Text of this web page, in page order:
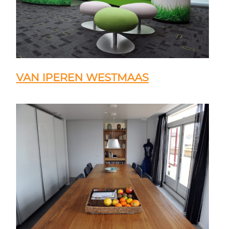
VAN IPEREN WESTMAAS